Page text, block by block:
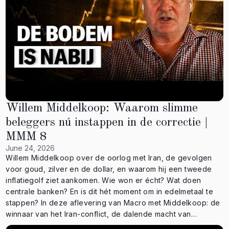
VAKANTIEGELD voor 20% korting op de transactiekosten bij
de aankoop van edelmetalen! 👉
https://www.goldrepublic.com/nl-nl/vakantiegeld ⚜️ Open nu
een account bij GoldRepublic: 👉
https://www.goldrepublic.nl/account-openen?ref=154005 📲
Altijd de actuele goudprijs en je portfolio binnen
handbereik? Download nu de GoldRepublic app: • Google
id=com.goldrepublic • Apple Store:
https://apps.apple.com/nl/app/goldrepublic/id475643876 ✉️
Meld je nu aan voor onze nieuwsbrief via:
https://www.goldrepublic.nl/ 👉 Onderaan de homepage
staat het formulier 📕 Bestel Barts boek: “Chaos zonder
Goud”: 👉 https://shop.goldrepublic.com/products/chaos-
zonder-goud ⭐ Pre-register voor de NFT van GoldRepublic:
👉 https://landing.goldrepublic.com/nft 🇬🇧 Volg hier ons
Engelstalige kanaal GoldRepublic Global: 👉
@GoldRepublic_Global 🏆 Ontvang maandelijks 50% korting
op de transactiekosten voor de aankoop van het spaarplan:
https://bit.ly/Spaarplan 🐦 Volg ons op X: ›› GoldRepublic:
Willem Middelkoop: Waarom slimme
beleggers nú instappen in de correctie |
MMM 8
June 24, 2026
Willem Middelkoop over de oorlog met Iran, de gevolgen
voor goud, zilver en de dollar, en waarom hij een tweede
inflatiegolf ziet aankomen. Wie won er écht? Wat doen
centrale banken? En is dit hét moment om in edelmetaal te
stappen? In deze aflevering van Macro met Middelkoop: de
winnaar van het Iran-conflict, de dalende macht van
Amerika, de opkomst van China en de BRICS, het einde van